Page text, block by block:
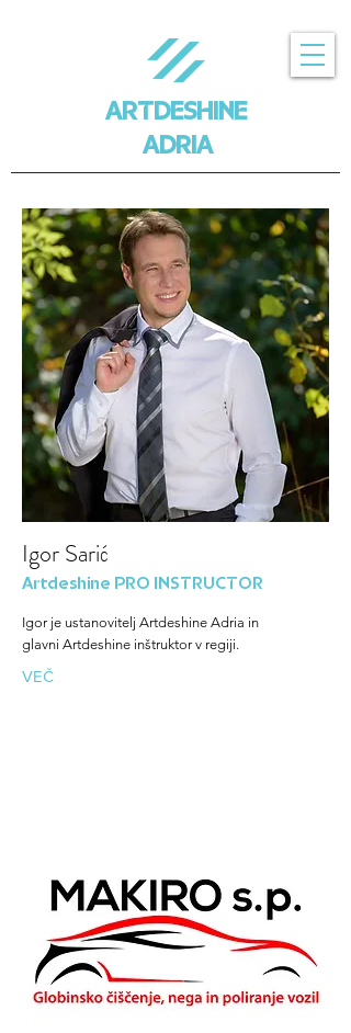
ARTDESHINE
ADRIA
ARTDESHINE
PROFESSIONALS
SLOVENIJA
Igor Sarić
Artdeshine PRO INSTRUCTOR
Igor je ustanovitelj Artdeshine Adria in
glavni Artdeshine inštruktor v regiji.
VEČ